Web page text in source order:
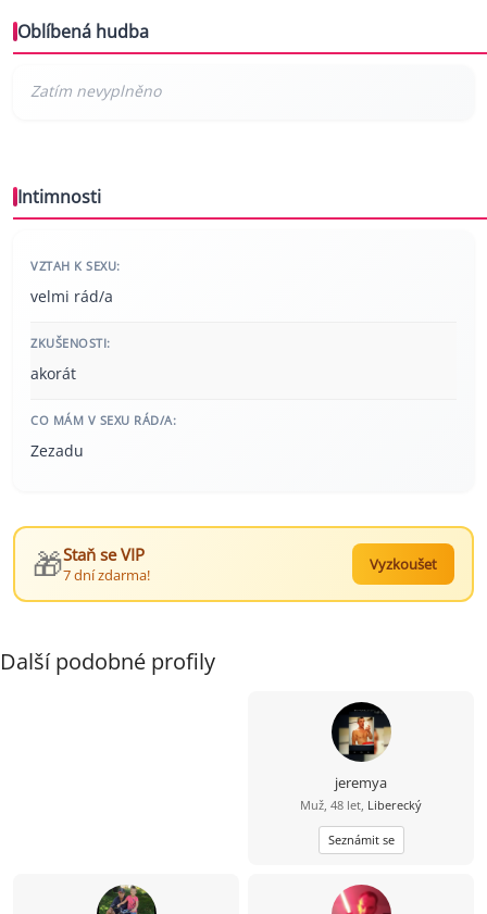
Oblíbená hudba
Intimnosti
VZTAH K SEXU:
velmi rád/a
ZKUŠENOSTI:
akorát
CO MÁM V SEXU RÁD/A:
Zezadu
🎁Staň se VIP
7 dní zdarma!
Vyzkoušet
Další podobné profily
jeremya
Muž, 48 let, Liberecký
Seznámit se